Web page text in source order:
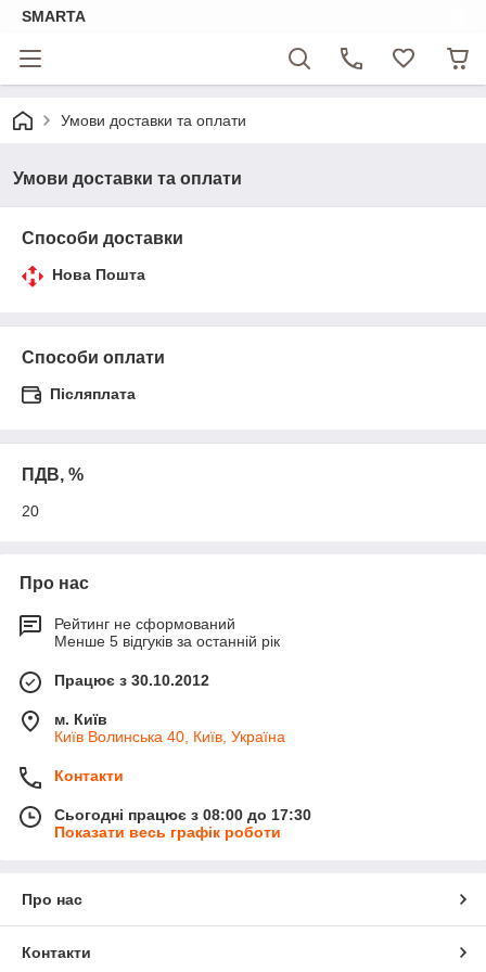
SMARTA
Умови доставки та оплати
Умови доставки та оплати
Способи доставки
Нова Пошта
Способи оплати
Післяплата
ПДВ, %
20
Про нас
Рейтинг не сформований
Менше 5 відгуків за останній рік
Працює з 30.10.2012
м. Київ
Київ Волинська 40, Київ, Україна
Контакти
Сьогодні працює з 08:00 до 17:30
Показати весь графік роботи
Про нас
Контакти